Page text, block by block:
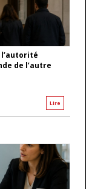
de l’autre
Lire